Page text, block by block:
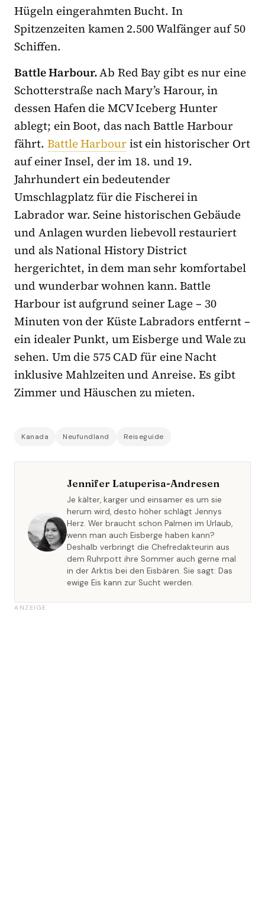
Hügeln eingerahmten Bucht. In
Spitzenzeiten kamen 2.500 Walfänger auf 50
Schiffen.
Battle Harbour.Ab Red Bay gibt es nur eine
Schotterstraße nach Mary’s Harour, in
dessen Hafen die MCV Iceberg Hunter
ablegt; ein Boot, das nach Battle Harbour
fährt. Battle Harbourist ein historischer Ort
auf einer Insel, der im 18. und 19.
Jahrhundert ein bedeutender
Umschlagplatz für die Fischerei in
Labrador war. Seine historischen Gebäude
und Anlagen wurden liebevoll restauriert
und als National History District
hergerichtet, in dem man sehr komfortabel
und wunderbar wohnen kann. Battle
Harbour ist aufgrund seiner Lage – 30
Minuten von der Küste Labradors entfernt –
ein idealer Punkt, um Eisberge und Wale zu
sehen. Um die 575 CAD für eine Nacht
inklusive Mahlzeiten und Anreise. Es gibt
Zimmer und Häuschen zu mieten.
Kanada Neufundland Reiseguide
Jennifer Latuperisa-Andresen
Je kälter, karger und einsamer es um sie
herum wird, desto höher schlägt Jennys
Herz. Wer braucht schon Palmen im Urlaub,
wenn man auch Eisberge haben kann?
Deshalb verbringt die Chefredakteurin aus
dem Ruhrpott ihre Sommer auch gerne mal
in der Arktis bei den Eisbären. Sie sagt: Das
ewige Eis kann zur Sucht werden.
ANZEIGE